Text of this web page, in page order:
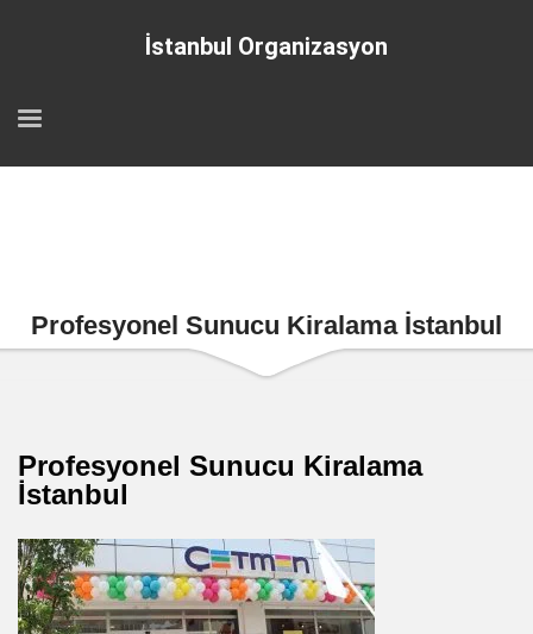
İstanbul Organizasyon
Profesyonel Sunucu Kiralama İstanbul
Profesyonel Sunucu Kiralama
İstanbul